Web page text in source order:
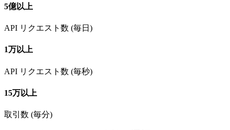
5億以上
API リクエスト数 (毎日)
1万以上
API リクエスト数 (毎秒)
15万以上
取引数 (毎分)